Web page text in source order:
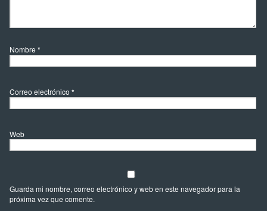
Nombre *
Correo electrónico *
Web
Guarda mi nombre, correo electrónico y web en este navegador para la
próxima vez que comente.